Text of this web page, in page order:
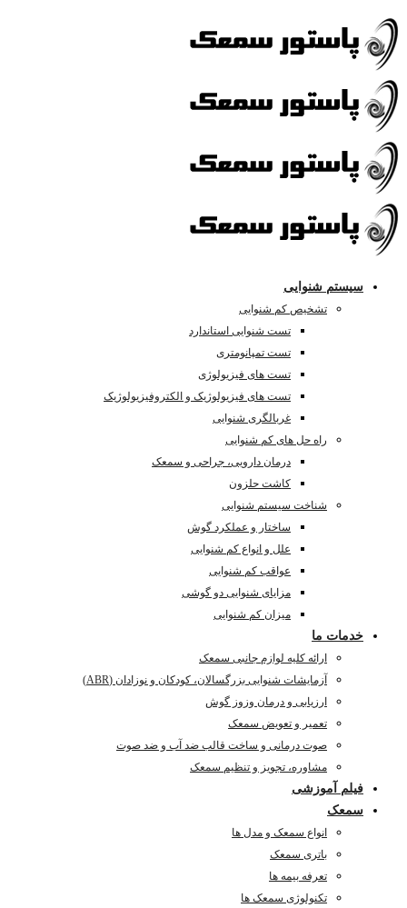
سیستم شنوایی
تشخیص کم شنوایی
تست شنوایی استاندارد
تست تمپانومتری
تست های فیزیولوژی
تست های فیزیولوژیک و الکتروفیزیولوژیک
غربالگری شنوایی
راه حل های کم شنوایی
درمان دارویی، جراحی و سمعک
کاشت حلزون
شناخت سیستم شنوایی
ساختار و عملکرد گوش
علل و انواع کم شنوایی
عواقب کم شنوایی
مزایای شنوایی دو گوشی
میزان کم شنوایی
خدمات ما
ارائه کلیه لوازم جانبی سمعک
آزمایشات شنوایی بزرگسالان، کودکان و نوزادان (ABR)
ارزیابی و درمان وزوز گوش
تعمیر و تعویض سمعک
صوت درمانی و ساخت قالب ضد آب و ضد صوت
مشاوره، تجویز و تنظیم سمعک
فیلم آموزشی
سمعک
انواع سمعک و مدل ها
باتری سمعک
تعرفه بیمه ها
تکنولوژی سمعک ها